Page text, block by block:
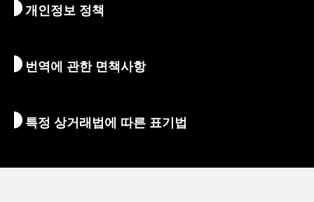
아침 & 밤
숙박 시설
지도 및 도구
통역 가이드
환전/세금
개인정보 정책
번역에 관한 면책사항
특정 상거래법에 따른 표기법